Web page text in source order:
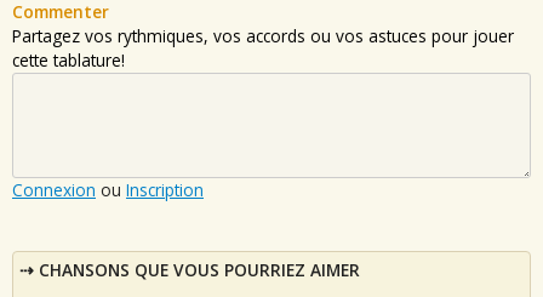
Commenter
Partagez vos rythmiques, vos accords ou vos astuces pour jouer
cette tablature!
Connexion ou Inscription
CHANSONS QUE VOUS POURRIEZ AIMER